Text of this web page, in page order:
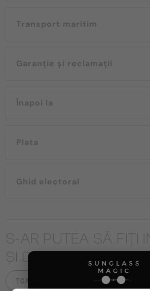
Transport maritim
Garanție și reclamații
Înapoi la
Plata
Ghid electoral
S-AR PUTEA SĂ FIȚI
ȘI DE
TOATE PRODUSELE